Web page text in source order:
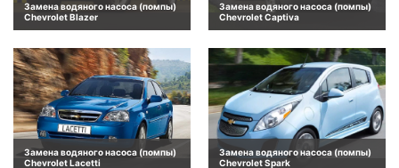
Замена водяного насоса (помпы)
Chevrolet Blazer
Замена водяного насоса (помпы)
Chevrolet Captiva
Замена водяного насоса (помпы)
Chevrolet Lacetti
Замена водяного насоса (помпы)
Chevrolet Spark